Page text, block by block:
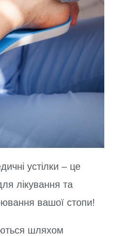
устілки – це
лікування та
вашої стопи!
шляхом